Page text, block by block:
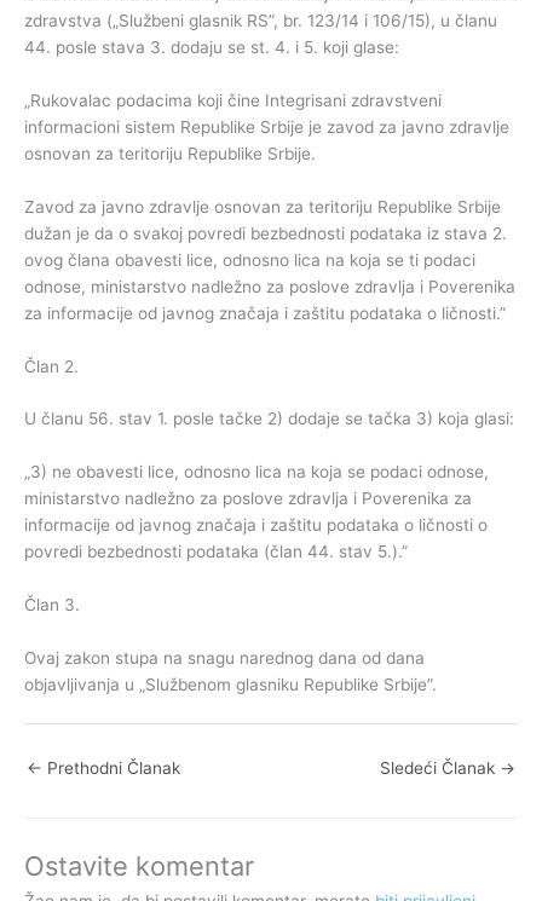
zdravstva („Službeni glasnik RS”, br. 123/14 i 106/15), u članu
44. posle stava 3. dodaju se st. 4. i 5. koji glase:
„Rukovalac podacima koji čine Integrisani zdravstveni
informacioni sistem Republike Srbije je zavod za javno zdravlje
osnovan za teritoriju Republike Srbije.
Zavod za javno zdravlje osnovan za teritoriju Republike Srbije
dužan je da o svakoj povredi bezbednosti podataka iz stava 2.
ovog člana obavesti lice, odnosno lica na koja se ti podaci
odnose, ministarstvo nadležno za poslove zdravlja i Poverenika
za informacije od javnog značaja i zaštitu podataka o ličnosti.”
Član 2.
U članu 56. stav 1. posle tačke 2) dodaje se tačka 3) koja glasi:
„3) ne obavesti lice, odnosno lica na koja se podaci odnose,
ministarstvo nadležno za poslove zdravlja i Poverenika za
informacije od javnog značaja i zaštitu podataka o ličnosti o
povredi bezbednosti podataka (član 44. stav 5.).”
Član 3.
Ovaj zakon stupa na snagu narednog dana od dana
objavljivanja u „Službenom glasniku Republike Srbije”.
← Prethodni Članak Sledeći Članak →
Ostavite komentar